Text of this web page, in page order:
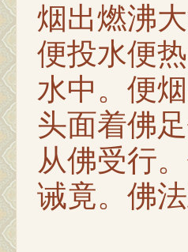
烟出燃沸
便投水便
水中。便
头面着佛
从佛受行
诫竟。佛